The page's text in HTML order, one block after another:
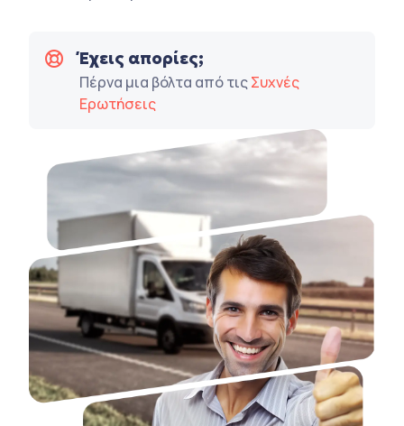
Έχεις απορίες;
Πέρνα μια βόλτα από τιςΣυχνές
Ερωτήσεις